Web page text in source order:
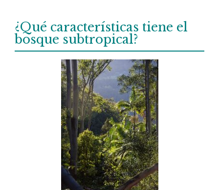
¿Qué características tiene el
bosque subtropical?